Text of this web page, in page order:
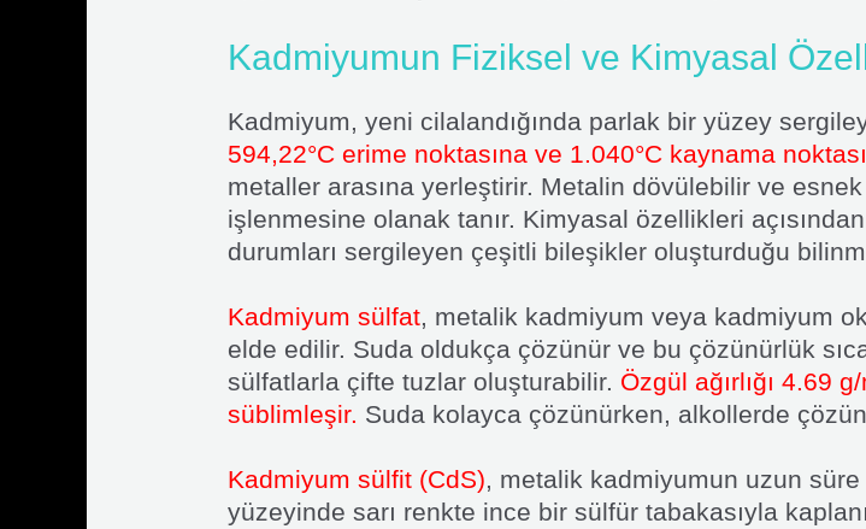
Kadmiyumun Fiziksel ve Kimyasal
Kadmiyum, yeni cilalandığında parlak bir yüzey
594,22°C erime noktasına ve 1.040°C kaynama
metaller arasına yerleştirir. Metalin dövülebilir ve
işlenmesine olanak tanır. Kimyasal özellikleri
durumları sergileyen çeşitli bileşikler oluşturduğu
Kadmiyum sülfat, metalik kadmiyum veya kadmiyum
elde edilir. Suda oldukça çözünür ve bu çözünürlük
sülfatlarla çifte tuzlar oluşturabilir. Özgül ağırlığı 4.69
süblimleşir. Suda kolayca çözünürken, alkollerde
Kadmiyum sülfit (CdS), metalik kadmiyumun uzun
yüzeyinde sarı renkte ince bir sülfür tabakasıyla